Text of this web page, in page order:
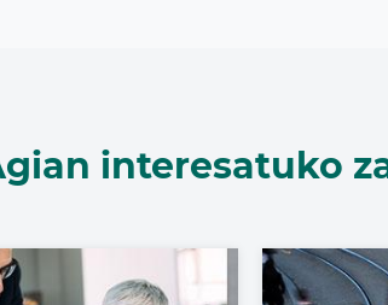
interesatuko